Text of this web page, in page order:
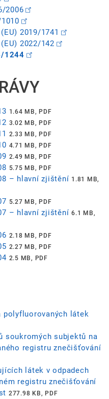
2006
2019/1741
2022/142
1244
1.64 MB, PDF
3.02 MB, PDF
2.33 MB, PDF
4.71 MB, PDF
2.49 MB, PDF
5.75 MB, PDF
– hlavní zjištění 1.81 MB,
5.27 MB, PDF
– hlavní zjištění 6.1 MB,
2.18 MB, PDF
2.27 MB, PDF
2.5 MB, PDF
polyfluorovaných látek
soukromých subjektů na
registru znečišťování
látek v odpadech
registru znečišťování
277.98 KB, PDF